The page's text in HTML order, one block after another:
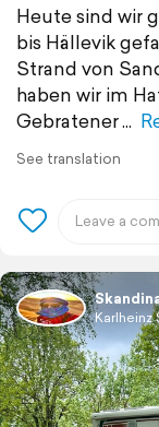
Heute sind wir
bis Hällevik
Strand von
haben wir im
Gebratener
See translation
Karlheinz